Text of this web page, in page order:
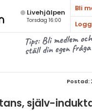
Live­hjälpen
Torsdag 16:00
Bli
Tips: Bli medlem
ställ din egen
Postad:
själv-
Alla
Fysik
Alla